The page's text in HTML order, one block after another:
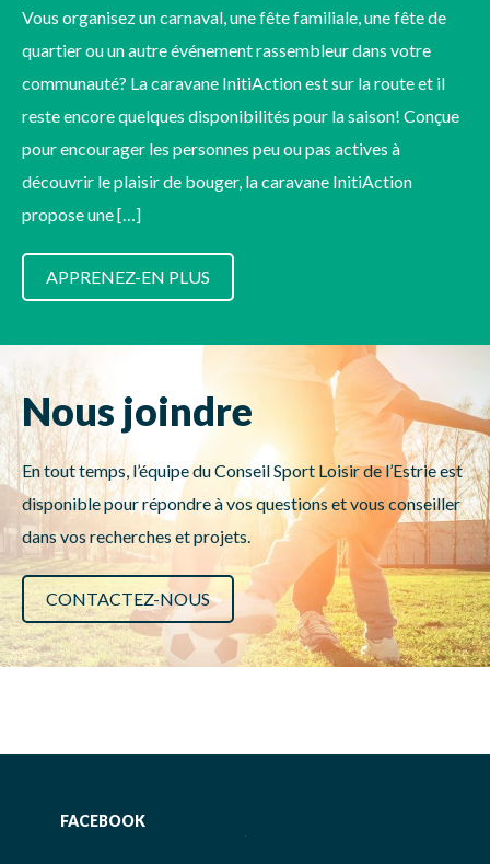
Vous organisez un carnaval, une fête familiale, une fête de
quartier ou un autre événement rassembleur dans votre
communauté? La caravane InitiAction est sur la route et il
reste encore quelques disponibilités pour la saison! Conçue
pour encourager les personnes peu ou pas actives à
découvrir le plaisir de bouger, la caravane InitiAction
propose une […]
APPRENEZ-EN PLUS
Nous joindre
En tout temps, l’équipe du Conseil Sport Loisir de l’Estrie est
disponible pour répondre à vos questions et vous conseiller
dans vos recherches et projets.
CONTACTEZ-NOUS
FACEBOOK